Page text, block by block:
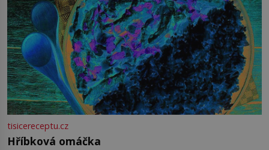
tisicereceptu.cz
Hříbková omáčka